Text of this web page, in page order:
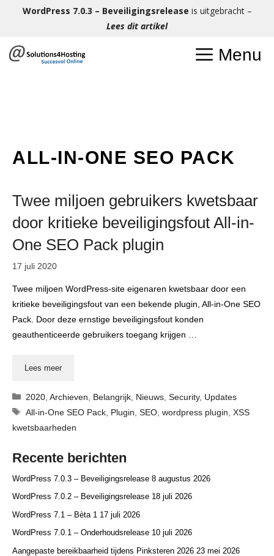
inhoud
WordPress 7.0.3 – Beveiligingsrelease is uitgebracht –
Lees dit artikel
Menu
ALL-IN-ONE SEO PACK
Twee miljoen gebruikers kwetsbaar
door kritieke beveiligingsfout All-in-
One SEO Pack plugin
17 juli 2020
Twee miljoen WordPress-site eigenaren kwetsbaar door een
kritieke beveiligingsfout van een bekende plugin, All-in-One SEO
Pack. Door deze ernstige beveiligingsfout konden
geauthenticeerde gebruikers toegang krijgen …
Lees meer
Categorieën
2020 ,Archieven Belangrijk Nieuws ,Security, Updates
Tags
All-in-One SEO Pack Plugin ,SEO ,wordpress plugin ,XSS
kwetsbaarheden
Recente berichten
WordPress 7.0.3 – Beveiligingsrelease 8 augustus 2026
WordPress 7.0.2 – Beveiligingsrelease 18 juli 2026
WordPress 7.1 – Bèta 1 17 juli 2026
WordPress 7.0.1 – Onderhoudsrelease 10 juli 2026
Aangepaste bereikbaarheid tijdens Pinksteren 2026 23 mei 2026